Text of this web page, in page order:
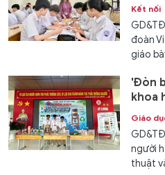
đoàn
Kết nối
đoàn
giáo
'Đòn
khoa
triển
Giáo
người
thuật